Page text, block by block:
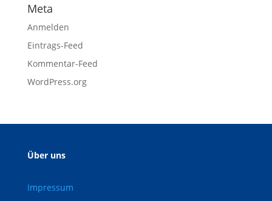
Meta
Anmelden
Eintrags-Feed
Kommentar-Feed
WordPress.org
Über uns
Impressum